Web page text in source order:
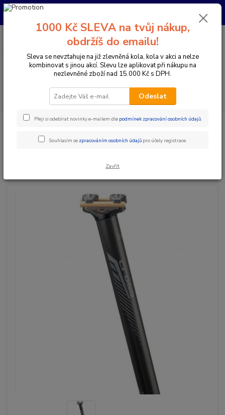
Pro nachystání kola / doplňků na prodejně si prosím zavolejte dopředu.
Menu
CZK
PO-PÁ 10:00-17:00 | SO: 9:00-12:00
Komponenty na kolo Sedlovky
Klasické sedlovky
SEATPOST čer/šed
1000 Kč SLEVA na tvůj nákup,
obdržíš do emailu!
Sleva se nevztahuje na již zlevněná kola, kola v akci a nelze
kombinovat s jinou akcí. Slevu lze aplikovat při nákupu na
nezlevněné zboží nad 15.000 Kč s DPH.
Odeslat
Přeji si odebírat novinky e-mailem dle podmínek zpracování osobních údajů.
Souhlasím se zpracováním osobních údajů pro účely registrace.
Zavřít